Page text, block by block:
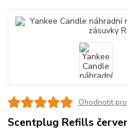
Ohodnotit
Scentplug Refills